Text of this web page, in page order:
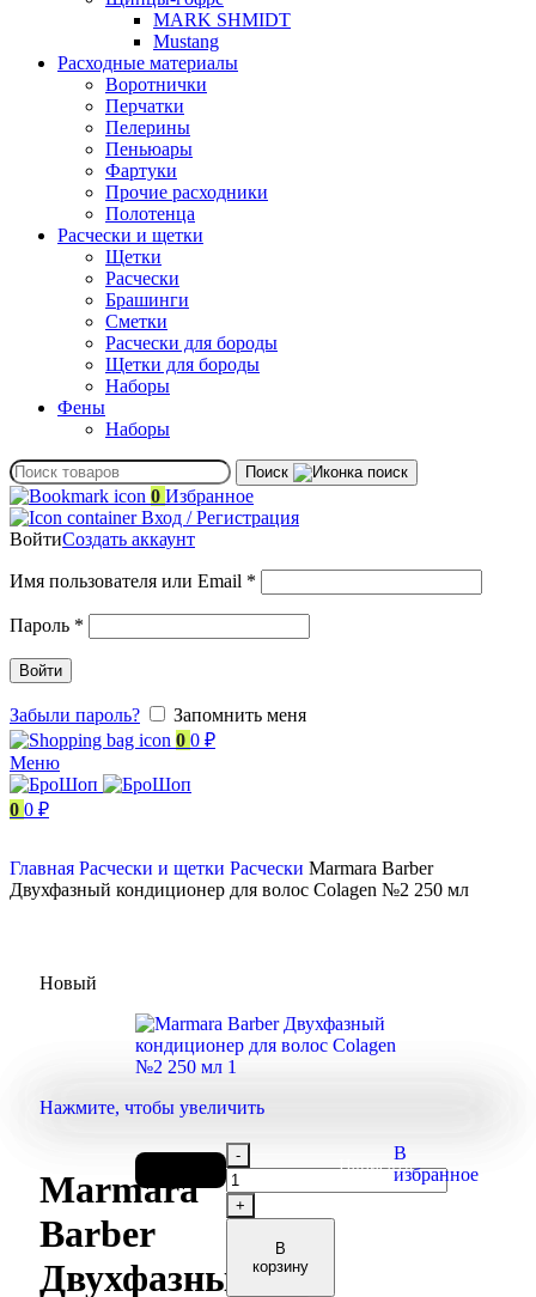
MARK SHMIDT
Mustang
Расходные материалы
Воротнички
Перчатки
Пелерины
Пеньюары
Фартуки
Прочие расходники
Полотенца
Расчески и щетки
Щетки
Расчески
Брашинги
Сметки
Расчески для бороды
Щетки для бороды
Наборы
Фены
Наборы
Поиск
0 Избранное
Вход / Регистрация
ВойтиСоздать аккаунт
Имя пользователя или Email *
Пароль *
Войти
Забыли пароль?
Запомнить меня
0 0 ₽
Меню
0 0 ₽
Главная Расчески и щетки Расчески Marmara Barber
Двухфазный кондиционер для волос Colagen №2 250 мл
Новый
Нажмите, чтобы увеличить
Marmara
Barber
Двухфазный
В
корзину
Написать
В
избранное